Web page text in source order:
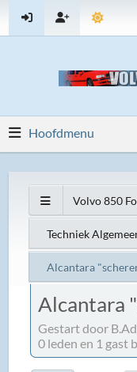
Hoofdmenu
Volvo 850
Techniek
Alcantara
Alcantara
Gestart door
0 leden en 1 gast